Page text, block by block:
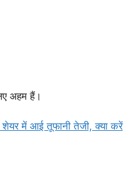
अहम हैं।
में आई तूफानी तेजी, क्या करें